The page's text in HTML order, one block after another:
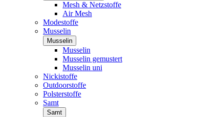
Mesh & Netzstoffe
Air Mesh
Modestoffe
Musselin
Musselin
Musselin
Musselin gemustert
Musselin uni
Nickistoffe
Outdoorstoffe
Polsterstoffe
Samt
Samt